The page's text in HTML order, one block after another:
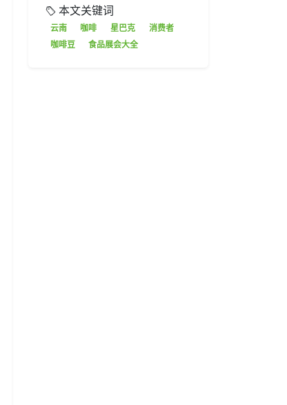
本文关键词
云南 咖啡 星巴克
消费者
咖啡豆
食品展会大全